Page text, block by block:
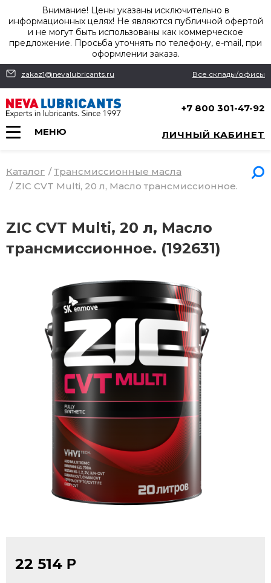
Внимание! Цены указаны исключительно в
информационных целях! Не являются публичной офертой
и не могут быть использованы как коммерческое
предложение. Просьба уточнять по телефону, e-mail, при
оформлении заказа.
zakaz1@nevalubricants.ru Все склады/офисы
+7 800 301-47-92
МЕНЮ ЛИЧНЫЙ КАБИНЕТ
Каталог / Трансмиссионные масла
/ ZIC CVT Multi, 20 л, Масло трансмиссионное.
ZIC CVT Multi, 20 л, Масло
трансмиссионное. (192631)
22 514 Р